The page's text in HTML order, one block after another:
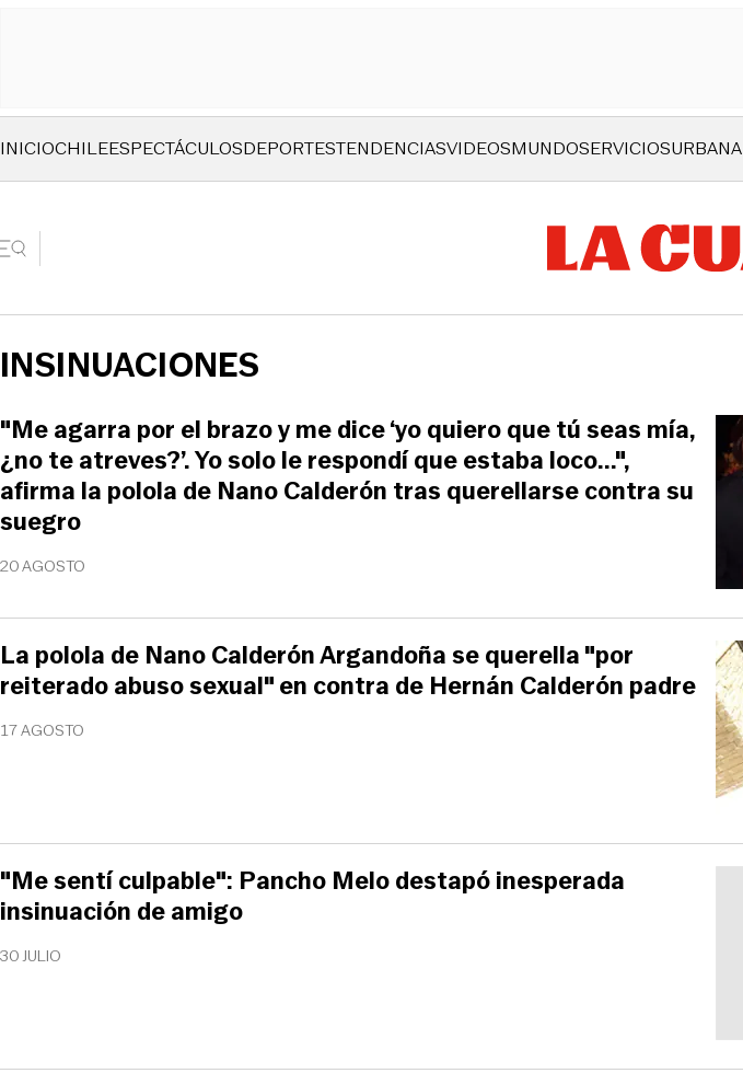
INICIOCHILEESPECTÁCULOSDEPORTESTENDENCIASVIDEOSMUNDOSERVICIOSURBANA
INSINUACIONES
20 AGOSTO
"Me agarra por el brazo y me dice ‘yo quiero que tú seas mía,
¿no te atreves?’. Yo solo le respondí que estaba loco...",
afirma la polola de Nano Calderón tras querellarse contra su
suegro
17 AGOSTO
La polola de Nano Calderón Argandoña se querella "por
reiterado abuso sexual" en contra de Hernán Calderón padre
30 JULIO
"Me sentí culpable": Pancho Melo destapó inesperada
insinuación de amigo